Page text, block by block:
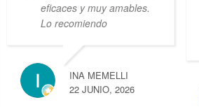
eficaces y muy amables.
Lo recomiendo
INA MEMELLI
22 JUNIO, 2026